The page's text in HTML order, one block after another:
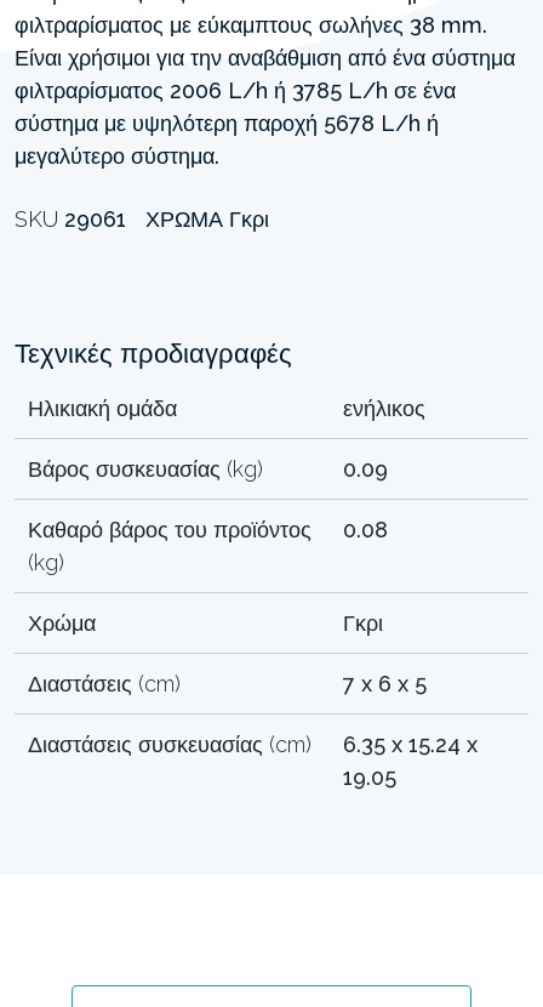
φιλτραρίσματος με εύκαμπτους σωλήνες 38 mm.
Είναι χρήσιμοι για την αναβάθμιση από ένα σύστημα
φιλτραρίσματος 2006 L/h ή 3785 L/h σε ένα
σύστημα με υψηλότερη παροχή 5678 L/h ή
μεγαλύτερο σύστημα.
SKU 29061 ΧΡΏΜΑ Γκρι
Τεχνικές προδιαγραφές
Ηλικιακή ομάδα ενήλικος
Βάρος συσκευασίας (kg) 0.09
Καθαρό βάρος του προϊόντος
(kg)
0.08
Χρώμα Γκρι
Διαστάσεις (cm) 7 x 6 x 5
Διαστάσεις συσκευασίας (cm)
6.35 x 15.24 x
19.05